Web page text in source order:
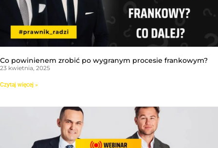
Co powinienem zrobić po wygranym procesie frankowym?
23 kwietnia, 2025
Czytaj więcej »